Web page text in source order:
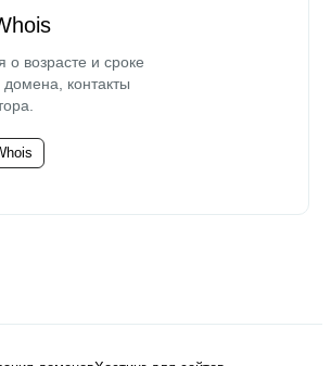
возрасте и сроке
домена, контакты